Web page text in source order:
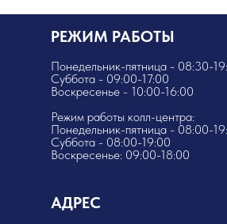
АДРЕС
РЕЖИМ РАБОТЫ
Понедельник-пятница - 08:30-
Суббота - 09:00-17:00
Воскресенье - 10:00-16:00
Режим работы колл-центра:
Понедельник-пятница - 08:00-
Суббота - 08:00-19:00
Воскресенье: 09:00-18:00